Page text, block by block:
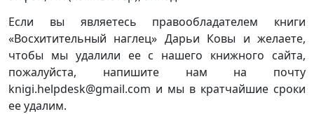
Если вы являетесь правообладателем книги
«Восхитительный наглец» Дарьи Ковы и желаете,
чтобы мы удалили ее с нашего книжного сайта,
пожалуйста, напишите нам на почту
knigi.helpdesk@gmail.com и мы в кратчайшие сроки
ее удалим.